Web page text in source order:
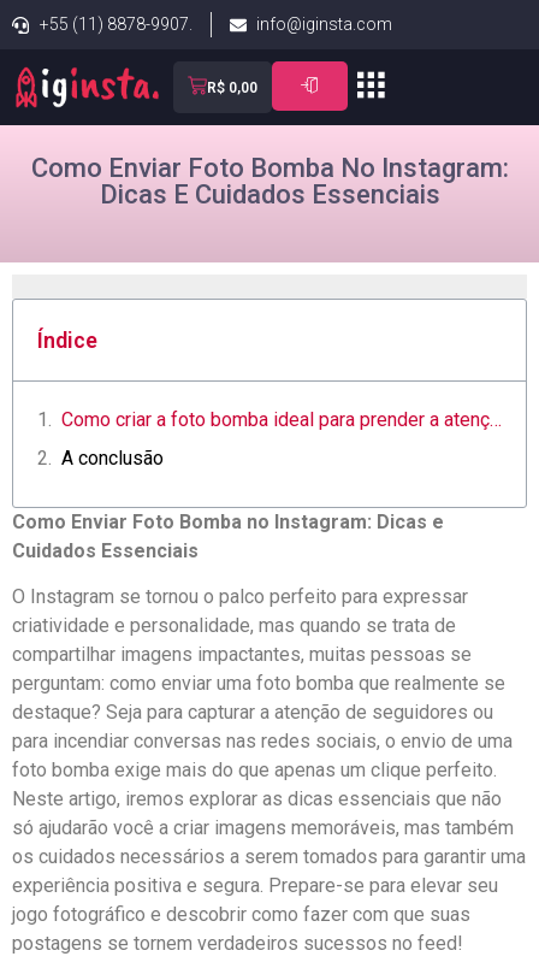
+55 (11) 8878-9907. info@iginsta.com
R$ 0,00
Como Enviar Foto Bomba No Instagram:
Dicas E Cuidados Essenciais
Índice
Como⁢ criar ⁢a foto bomba​ ideal para⁤ prender a atenção no Instagram
A ​conclusão
Como Enviar Foto Bomba ⁣no Instagram: Dicas e
Cuidados Essenciais
O Instagram⁤ se tornou o palco perfeito para expressar
⁣criatividade e personalidade, mas quando se⁤ trata de
compartilhar imagens impactantes, muitas pessoas ‍se
⁤perguntam: como enviar​ uma foto bomba que ⁣realmente se
destaque? Seja​ para capturar a atenção de seguidores⁣ ou​
para incendiar conversas nas ⁢redes sociais, ​o envio de ​uma
foto⁤ bomba​ exige mais do que apenas⁢ um clique perfeito.
Neste artigo, iremos explorar as dicas essenciais que não
só ajudarão você a criar imagens memoráveis, mas também
⁤os ⁢cuidados necessários ⁢a serem​ tomados para garantir uma
experiência positiva​ e​ segura. Prepare-se para elevar seu
jogo fotográfico‍ e descobrir como fazer com que‍ suas
postagens se tornem‍ verdadeiros ⁣sucessos no⁤ feed!